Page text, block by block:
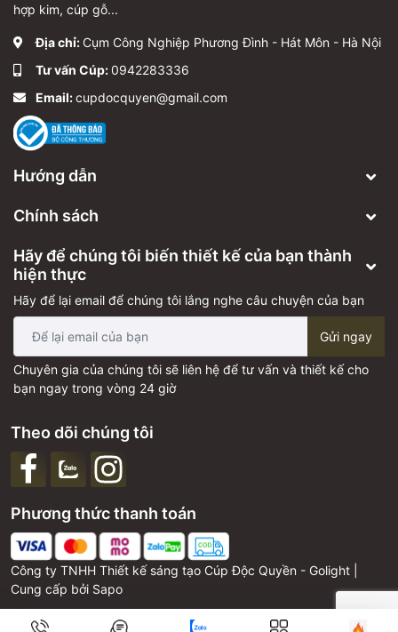
hợp kim, cúp gỗ...
Địa chỉ: Cụm Công Nghiệp Phương Đình - Hát Môn - Hà Nội
Tư vấn Cúp:0942283336
Email:cupdocquyen@gmail.com
Hướng dẫn
Chính sách
Hãy để chúng tôi biến thiết kế của bạn thành
hiện thực
Hãy để lại email để chúng tôi lắng nghe câu chuyện của bạn
Gửi ngay
Chuyên gia của chúng tôi sẽ liên hệ để tư vấn và thiết kế cho
bạn ngay trong vòng 24 giờ
Công ty TNHH Thiết kế sáng tạo Cúp Độc Quyền - Golight |
Cung cấp bởi Sapo
Phương thức thanh toán
Theo dõi chúng tôi